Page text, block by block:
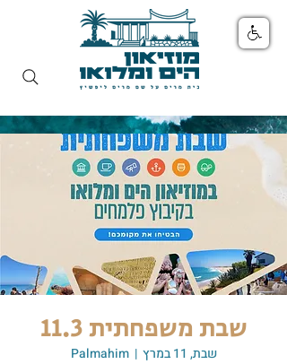
שבת משפחתית 11.3
שבת, 11 במרץ
  |
Palmahim